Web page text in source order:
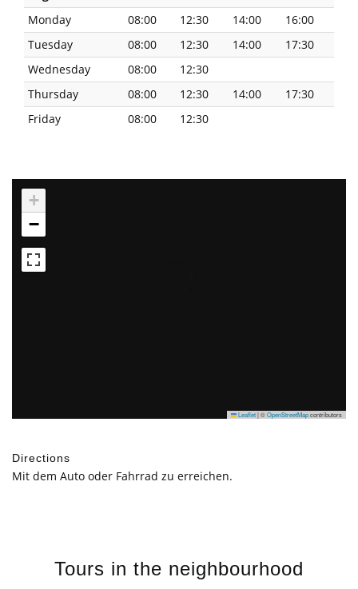
Monday
08:00 12:30 14:00
16:00
Tuesday
08:00 12:30 14:00
17:30
Wednesday
08:00
12:30
Thursday
08:00 12:30 14:00
17:30
Friday
08:00 12:30
+
−
Leaflet|©OpenStreetMapcontributors
Directions
Mit dem Auto oder Fahrrad zu erreichen.
Tours in the neighbourhood